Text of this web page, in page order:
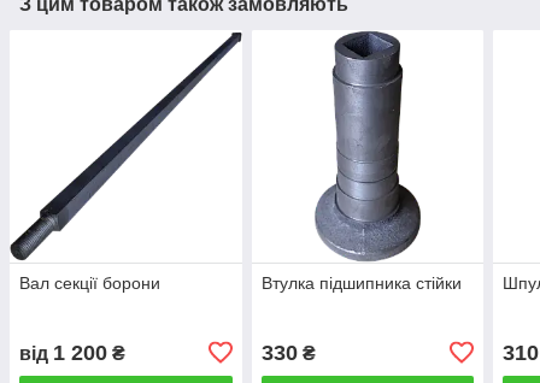
З цим товаром також замовляють
Вал секції борони
від 1 200 ₴
Втулка підшипника стійки
330₴ 310